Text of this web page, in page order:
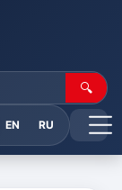
🔍
EN RU